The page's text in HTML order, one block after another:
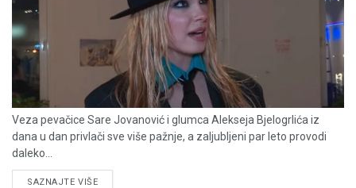
Veza pevačice Sare Jovanović i glumca Alekseja Bjelogrlića iz
dana u dan privlači sve više pažnje, a zaljubljeni par leto provodi
daleko...
SAZNAJTE VIŠEDETAILS